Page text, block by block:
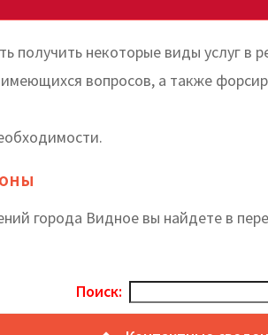
получить некоторые виды услуг в
вопросов, а также
города Видное вы найдете в
Поиск: